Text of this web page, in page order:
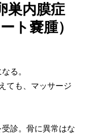
巣内膜症
ト嚢腫）
る。
ても、マッサージ
診。骨に異常はな